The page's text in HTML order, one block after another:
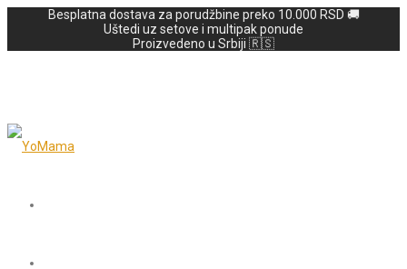
Besplatna dostava za porudžbine preko 10.000 RSD 🚚
Uštedi uz setove i multipak ponude
Proizvedeno u Srbiji 🇷🇸